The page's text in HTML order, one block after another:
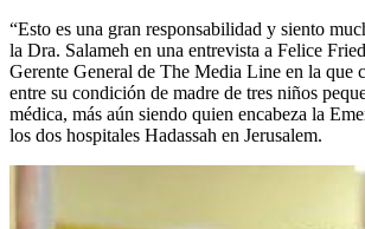
“Esto es una gran responsabilidad y siento
la Dra. Salameh en una entrevista a Felice
Gerente General de The Media Line en la que
entre su condición de madre de tres niños
médica, más aún siendo quien encabeza la
los dos hospitales Hadassah en Jerusalem.